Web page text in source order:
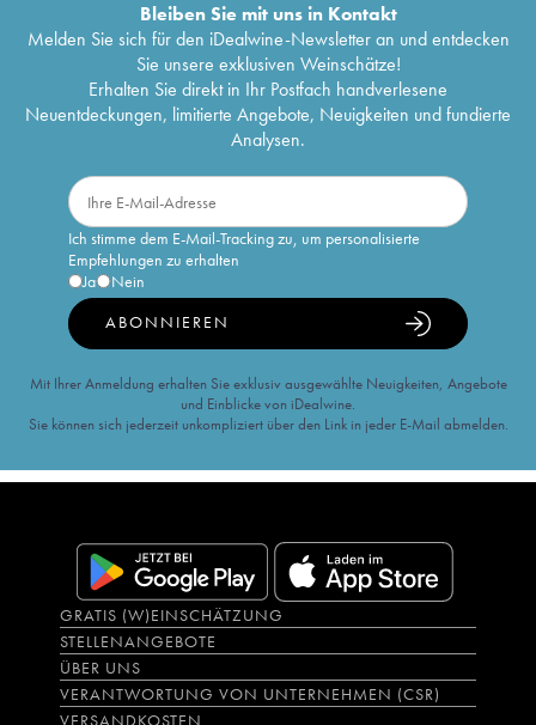
Bleiben Sie mit uns in Kontakt
Melden Sie sich für den iDealwine-Newsletter an und entdecken
Sie unsere exklusiven Weinschätze!
Erhalten Sie direkt in Ihr Postfach handverlesene
Neuentdeckungen, limitierte Angebote, Neuigkeiten und fundierte
Analysen.
Ich stimme dem E-Mail-Tracking zu, um personalisierte
Empfehlungen zu erhalten
Ja
Nein
ABONNIEREN
Mit Ihrer Anmeldung erhalten Sie exklusiv ausgewählte Neuigkeiten, Angebote
und Einblicke von iDealwine.
Sie können sich jederzeit unkompliziert über den Link in jeder E-Mail abmelden.
GRATIS (W)EINSCHÄTZUNG
STELLENANGEBOTE
ÜBER UNS
VERANTWORTUNG VON UNTERNEHMEN (CSR)
VERSANDKOSTEN